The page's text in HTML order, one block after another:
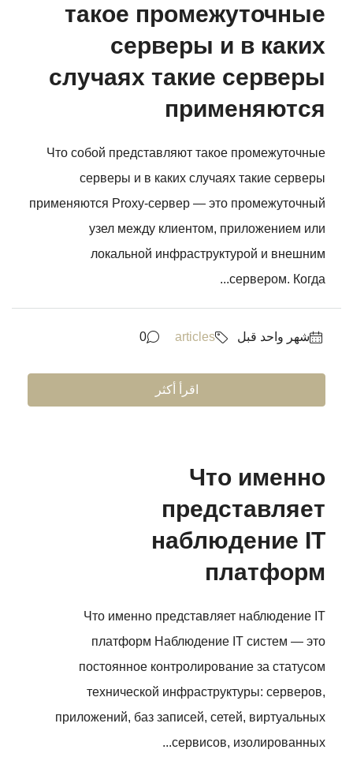
такое промежуточные
серверы и в каких
случаях такие серверы
применяются
Что собой представляют такое промежуточные
серверы и в каких случаях такие серверы
применяются Proxy-сервер — это промежуточный
узел между клиентом, приложением или
локальной инфраструктурой и внешним
сервером. Когда...
‏شهر واحد قبل articles
0
اقرأ أكثر
Что именно
представляет
наблюдение IT
платформ
Что именно представляет наблюдение IT
платформ Наблюдение IT систем — это
постоянное контролирование за статусом
технической инфраструктуры: серверов,
приложений, баз записей, сетей, виртуальных
сервисов, изолированных...